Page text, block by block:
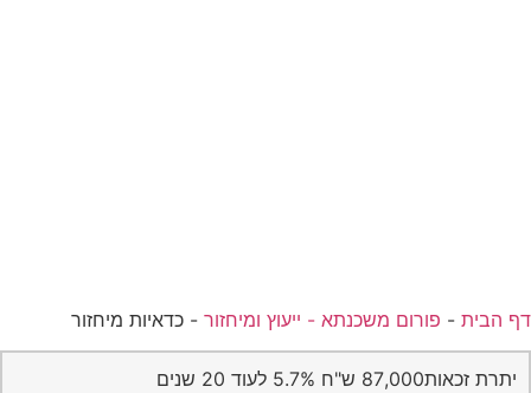
הבית-פורום משכנתא - ייעוץ ומיחזור-כדאיות מיחזור
יתרת זכאות87,000 ש"ח 5.7% לעוד 20 שנים